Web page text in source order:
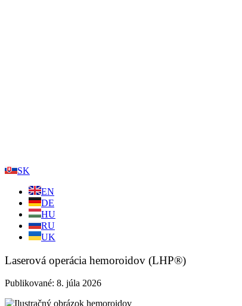
SK
EN
DE
HU
RU
UK
Laserová operácia hemoroidov (LHP®)
Publikované: 8. júla 2026